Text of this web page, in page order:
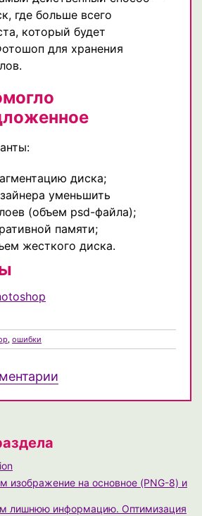
где больше всего
который будет
для хранения
диска;
уменьшить
(объем psd-файла);
памяти;
жесткого диска.
, ошибки
изображение на основное (PNG-8) и
лишнюю информацию. Оптимизация